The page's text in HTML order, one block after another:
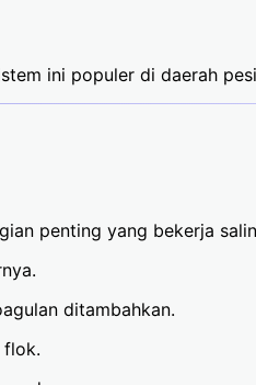
ini populer di daerah
penting yang bekerja
ditambahkan.
flok.